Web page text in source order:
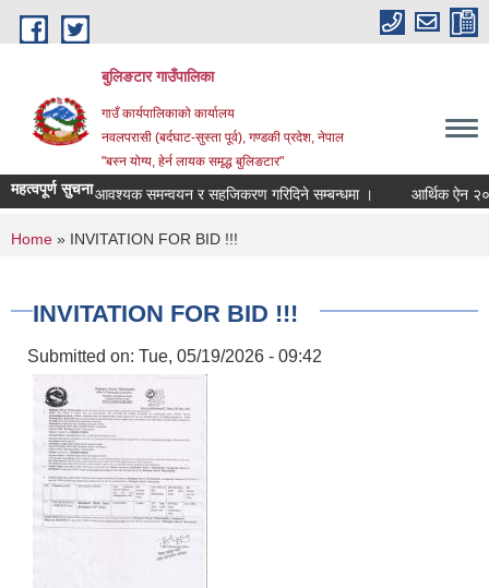
Skip to main content
बुलिङटार गाउँपालिका
गाउँ कार्यपालिकाको कार्यालय
नवलपरासी (बर्दघाट-सुस्ता पूर्व), गण्डकी प्रदेश, नेपाल
"बस्न योग्य, हेर्न लायक समृद्ध बुलिङटार"
महत्वपूर्ण सुचनाआवश्यक समन्वयन र सहजिकरण गरिदिने सम्बन्धमा । आर्थिक ऐन
You are here
Home » INVITATION FOR BID !!!
INVITATION FOR BID !!!
Submitted on: Tue, 05/19/2026 - 09:42